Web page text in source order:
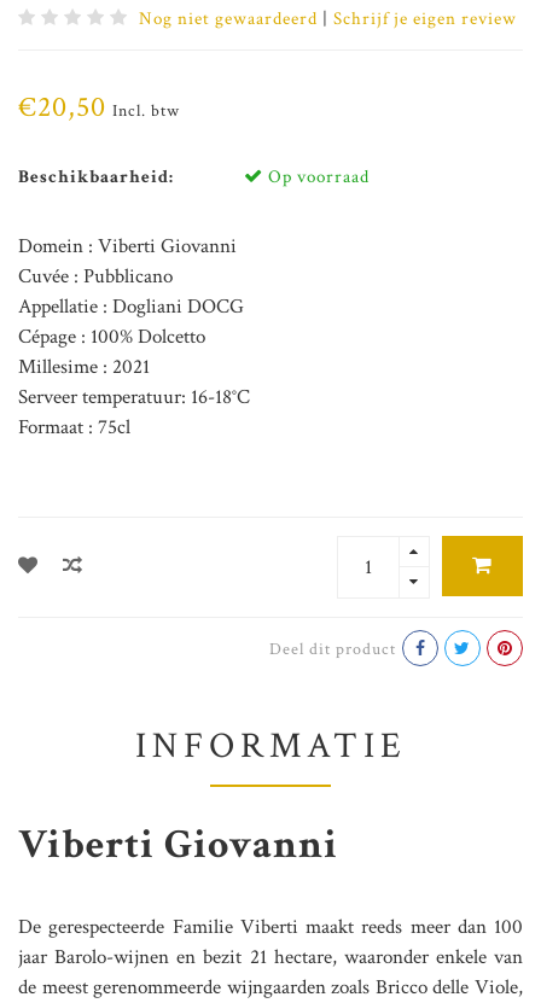
Nog niet gewaardeerd | Schrijf je eigen review
€20,50 Incl. btw
Beschikbaarheid: Op voorraad
Domein : Viberti Giovanni
Cuvée : Pubblicano
Appellatie : Dogliani DOCG
Cépage : 100% Dolcetto
Millesime : 2021
Serveer temperatuur: 16-18°C
Formaat : 75cl
Deel dit product
INFORMATIE
Viberti Giovanni
De gerespecteerde Familie Viberti maakt reeds meer dan 100
jaar Barolo-wijnen en bezit 21 hectare, waaronder enkele van
de meest gerenommeerde wijngaarden zoals Bricco delle Viole,